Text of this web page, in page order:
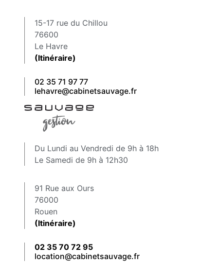
15-17 rue du Chillou
76600
Le Havre
(Itinéraire)
02 35 71 97 77
lehavre@cabinetsauvage.fr
Du Lundi au Vendredi de 9h à 18h
Le Samedi de 9h à 12h30
91 Rue aux Ours
76000
Rouen
(Itinéraire)
02 35 70 72 95
location@cabinetsauvage.fr